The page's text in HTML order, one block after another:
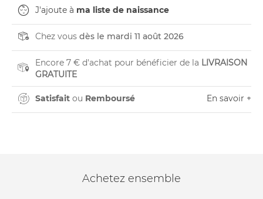
J'ajoute à ma liste de naissance
Chez vous dès le mardi 11 août 2026
Encore 7 € d'achat pour bénéficier de la LIVRAISON
GRATUITE
Satisfait ou Remboursé En savoir +
Achetez ensemble